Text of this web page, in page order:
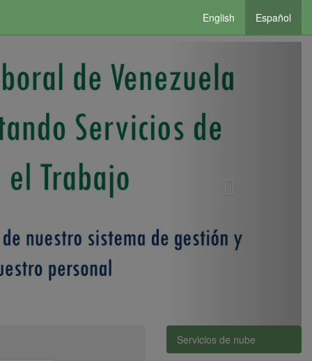
English Español
Servicios de nube